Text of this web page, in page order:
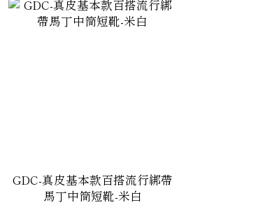
GDC-真皮基本款百搭流行綁帶
馬丁中筒短靴-米白